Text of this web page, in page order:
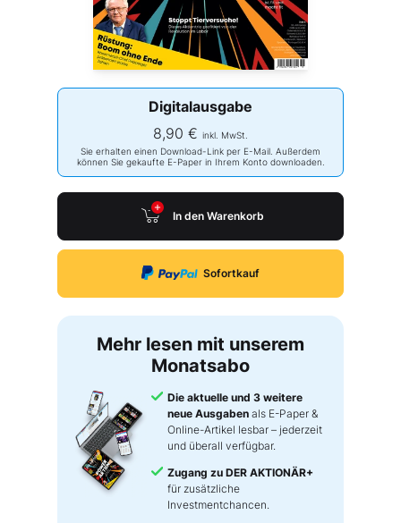
Digitalausgabe
8,90 € inkl. MwSt.
Sie erhalten einen Download-Link per E-Mail. Außerdem
können Sie gekaufte E-Paper in Ihrem Konto downloaden.
In den Warenkorb
Sofortkauf
Mehr lesen mit unserem
Monatsabo
Die aktuelle und 3 weitere
neue Ausgaben als E-Paper &
Online-Artikel lesbar – jederzeit
und überall verfügbar.
Zugang zu DER AKTIONÄR+
für zusätzliche
Investmentchancen.